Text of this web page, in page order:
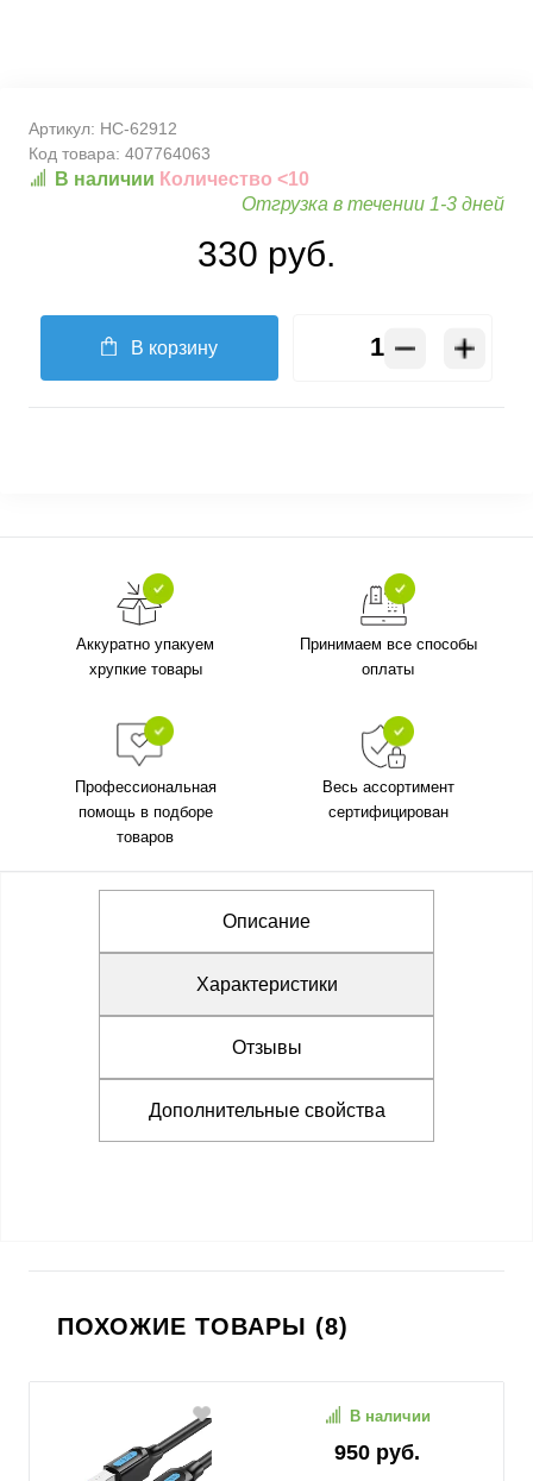
Артикул: HC-62912
Код товара: 407764063
В наличии Количество <10
Отгрузка в течении 1-3 дней
330 руб.
В корзину
Аккуратно упакуем
хрупкие товары
Принимаем все способы
оплаты
Профессиональная
помощь в подборе
товаров
Весь ассортимент
сертифицирован
Описание
Характеристики
Отзывы
Дополнительные свойства
ПОХОЖИЕ ТОВАРЫ (8)
950 руб.
В наличии